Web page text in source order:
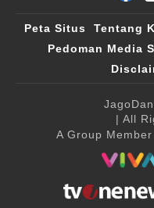
Peta Situs Tentang
Pedoman Media
| All
A Group